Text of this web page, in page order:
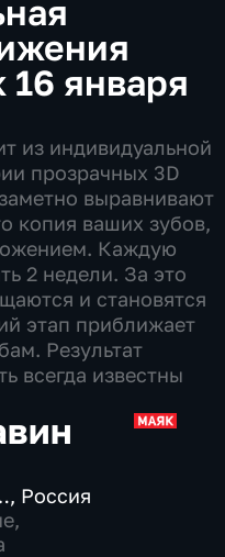
16 января
из индивидуальной
прозрачных 3D
выравнивают
копия ваших зубов,
Каждую
2 недели. За это
и становятся
этап приближает
Результат
всегда известны
, Россия
,